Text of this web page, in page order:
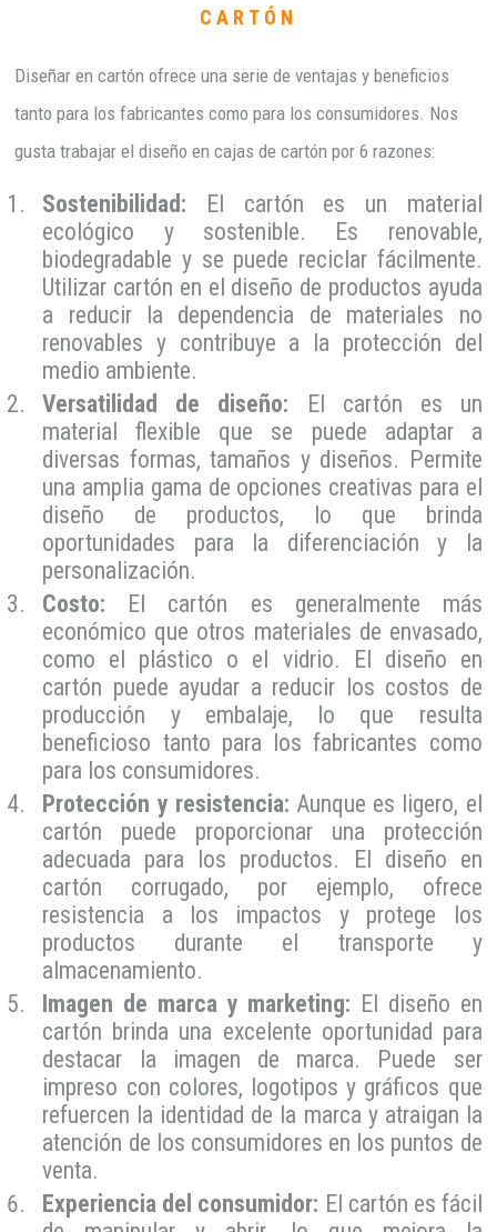
CARTÓN
Diseñar en cartón ofrece una serie de ventajas y beneficios
tanto para los fabricantes como para los consumidores. Nos
gusta trabajar el diseño en cajas de cartón por 6 razones:
Sostenibilidad: El cartón es un material
ecológico y sostenible. Es renovable,
biodegradable y se puede reciclar fácilmente.
Utilizar cartón en el diseño de productos ayuda
a reducir la dependencia de materiales no
renovables y contribuye a la protección del
medio ambiente.
Versatilidad de diseño: El cartón es un
material flexible que se puede adaptar a
diversas formas, tamaños y diseños. Permite
una amplia gama de opciones creativas para el
diseño de productos, lo que brinda
oportunidades para la diferenciación y la
personalización.
Costo: El cartón es generalmente más
económico que otros materiales de envasado,
como el plástico o el vidrio. El diseño en
cartón puede ayudar a reducir los costos de
producción y embalaje, lo que resulta
beneficioso tanto para los fabricantes como
para los consumidores.
Protección y resistencia: Aunque es ligero, el
cartón puede proporcionar una protección
adecuada para los productos. El diseño en
cartón corrugado, por ejemplo, ofrece
resistencia a los impactos y protege los
productos durante el transporte y
almacenamiento.
Imagen de marca y marketing: El diseño en
cartón brinda una excelente oportunidad para
destacar la imagen de marca. Puede ser
impreso con colores, logotipos y gráficos que
refuercen la identidad de la marca y atraigan la
atención de los consumidores en los puntos de
venta.
Experiencia del consumidor: El cartón es fácil